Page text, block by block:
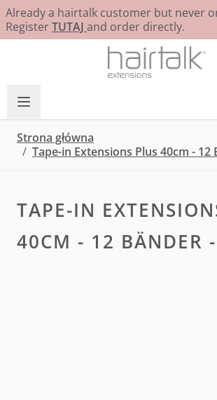
Already a hairtalk customer but never
RegisterTUTAJ and order directly.
Strona główna
/ Tape-in Extensions Plus 40cm - 12
TAPE-IN
40CM - 12 BÄNDER